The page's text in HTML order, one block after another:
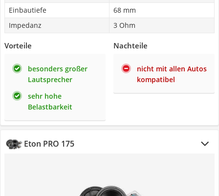
Einbautiefe
68 mm
Impedanz
3 Ohm
Vorteile
besonders großer
Lautsprecher
sehr hohe
Belastbarkeit
Nachteile
nicht mit allen Autos
kompatibel
Eton PRO 175